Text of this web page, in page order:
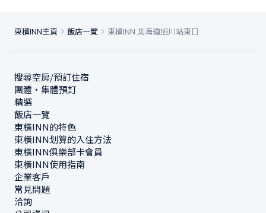
東橫INN主頁 飯店一覽 東橫INN 北海道旭川站東口
搜尋空房/預訂住宿
團體・集體預訂
精選
飯店一覽
東橫INN的特色
東橫INN划算的入住方法
東橫INN俱樂部卡會員
東橫INN使用指南
企業客戶
常見問題
洽詢